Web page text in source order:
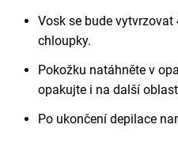
Vosk se bude vytvrzovat
chloupky.
Pokožku natáhněte v
opakujte i na další
Po ukončení depilace